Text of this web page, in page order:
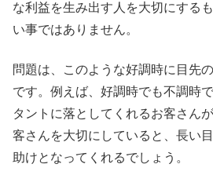
な利益を生み出す人を大切にする
い事ではありません。
問題は、このような好調時に目先
です。例えば、好調時でも不調時
タントに落としてくれるお客さん
客さんを大切にしていると、長い
助けとなってくれるでしょう。